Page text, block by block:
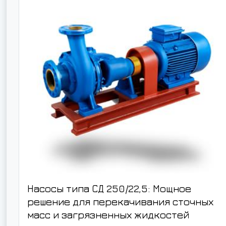
Насосы типа СД 250/22,5: Мощное
решение для перекачивания сточных
масс и загрязненных жидкостей